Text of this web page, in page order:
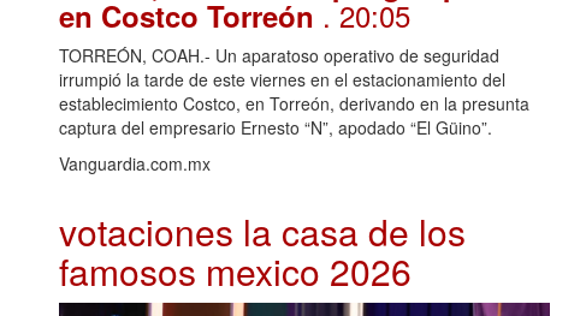
en Costco Torreón . 20:05
TORREÓN, COAH.- Un aparatoso operativo de seguridad
irrumpió la tarde de este viernes en el estacionamiento del
establecimiento Costco, en Torreón, derivando en la presunta
captura del empresario Ernesto “N”, apodado “El Güino”.
Vanguardia.com.mx
votaciones la casa de los
famosos mexico 2026